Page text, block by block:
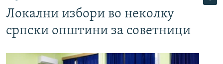
Локални избори во неколку
српски општини за советници